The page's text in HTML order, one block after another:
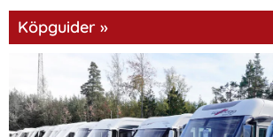
Köpguider »